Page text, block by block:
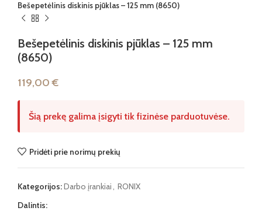
Bešepetėlinis diskinis pjūklas – 125 mm (8650)
Bešepetėlinis diskinis pjūklas – 125 mm
(8650)
119,00€
Šią prekę galima įsigyti tik fizinėse parduotuvėse.
Pridėti prie norimų prekių
Kategorijos:Darbo įrankiai, RONIX
Dalintis: